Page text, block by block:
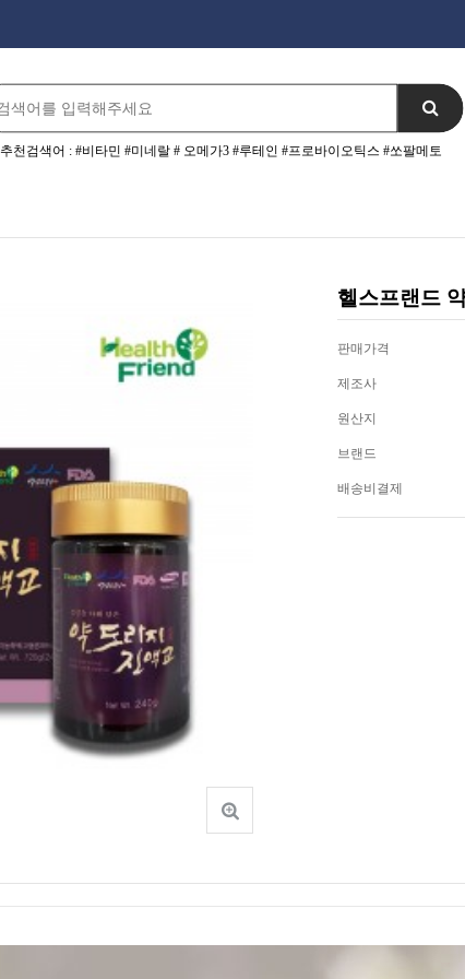
추천검색어 : #비타민 #미네랄 # 오메가3 #루테인 #프로바이오틱스 #쏘팔메토
헬스프랜드
판매가격
제조사
원산지
브랜드
배송비결제